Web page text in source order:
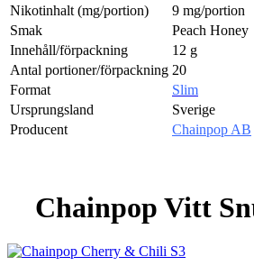
Nikotinhalt (mg/portion)
9 mg/portion
Smak
Peach Honey
Innehåll/förpackning
12 g
Antal portioner/förpackning 20
Format
Slim
Ursprungsland
Sverige
Producent
Chainpop AB
Chainpop Vitt